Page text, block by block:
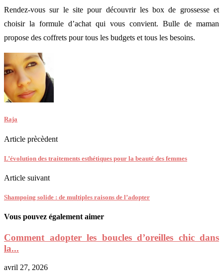
Rendez-vous sur le site pour découvrir les box de grossesse et
choisir la formule d’achat qui vous convient. Bulle de maman
propose des coffrets pour tous les budgets et tous les besoins.
Raja
Article prècèdent
L’évolution des traitements esthétiques pour la beauté des femmes
Article suivant
Shampoing solide : de multiples raisons de l’adopter
Vous pouvez également aimer
Comment adopter les boucles d’oreilles chic dans
la...
avril 27, 2026